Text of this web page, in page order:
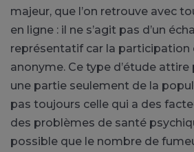
majeur, que l’on retrouve avec
en ligne : il ne s’agit pas d’un
représentatif car la participation
anonyme. Ce type d’étude
une partie seulement de la
pas toujours celle qui a des
des problèmes de santé
possible que le nombre de